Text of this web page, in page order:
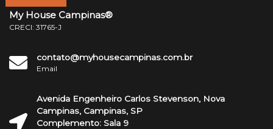
My House Campinas®
CRECI: 31765-J
contato@myhousecampinas.com.br
Email
Avenida Engenheiro Carlos Stevenson, Nova
Campinas, Campinas, SP
Complemento: Sala 9